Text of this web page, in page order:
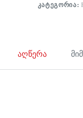
ᲙᲐᲢᲔᲒᲝᲠᲘᲐ:
აღწერა